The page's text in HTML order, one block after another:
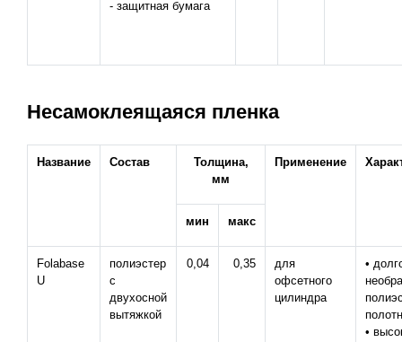
- защитная бумага
Несамоклеящаяся пленка
Название Состав
Толщина,
мм
Применение
мин макс
Folabase
U
полиэстер
с
двухосной
вытяжкой
0,04 0,35
для
офсетного
цилиндра
•
•